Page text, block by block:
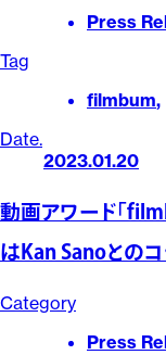
Press
Tag
filmbum,
Date.
2023.01.20
動画アワード「
はKan Sanoとの
Category
Press